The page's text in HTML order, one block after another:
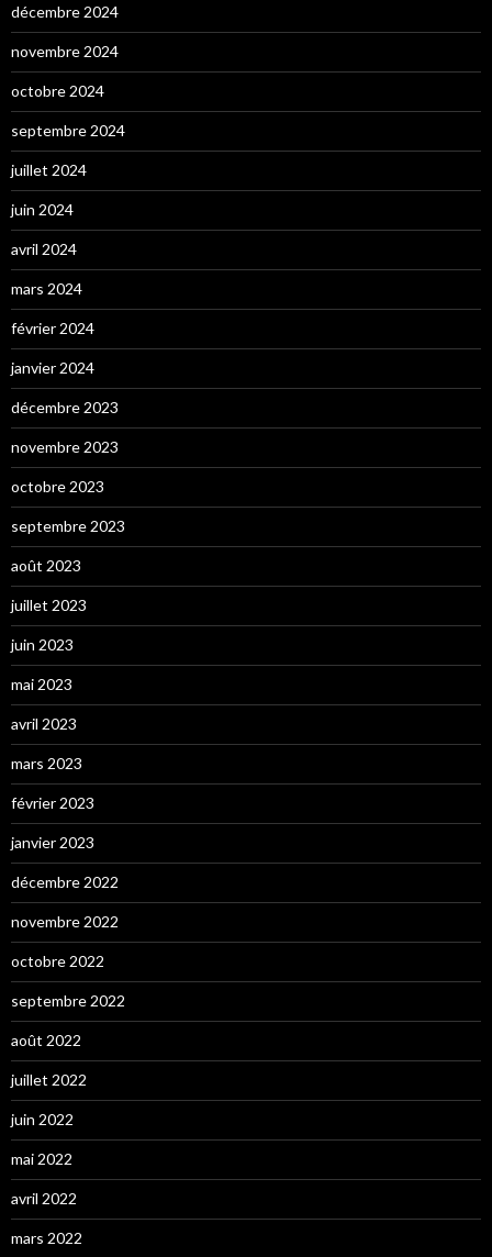
décembre 2024
novembre 2024
octobre 2024
septembre 2024
juillet 2024
juin 2024
avril 2024
mars 2024
février 2024
janvier 2024
décembre 2023
novembre 2023
octobre 2023
septembre 2023
août 2023
juillet 2023
juin 2023
mai 2023
avril 2023
mars 2023
février 2023
janvier 2023
décembre 2022
novembre 2022
octobre 2022
septembre 2022
août 2022
juillet 2022
juin 2022
mai 2022
avril 2022
mars 2022